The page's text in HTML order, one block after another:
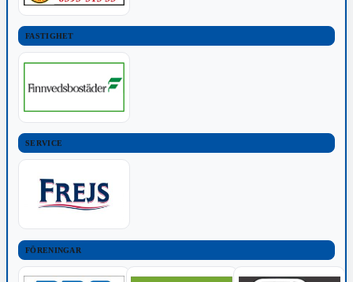
FASTIGHET
SERVICE
FÖRENINGAR